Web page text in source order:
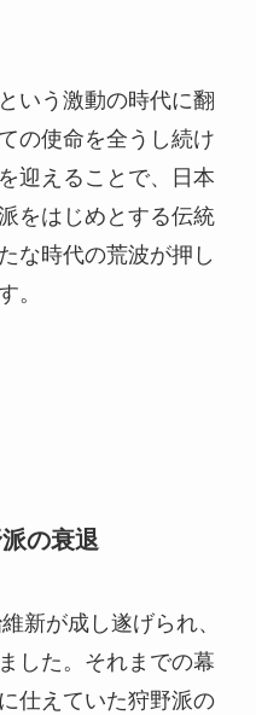
いう激動の時代に翻
の使命を全うし続け
迎えることで、日本
をはじめとする伝統
な時代の荒波が押し
。
の衰退
新が成し遂げられ、
した。それまでの幕
仕えていた狩野派の